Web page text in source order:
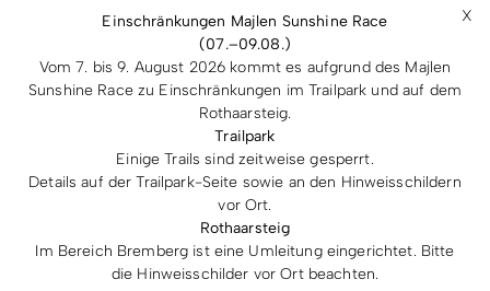
X
Einschränkungen Majlen Sunshine Race
(07.–09.08.)
Vom 7. bis 9. August 2026 kommt es aufgrund des Majlen
Sunshine Race zu Einschränkungen im Trailpark und auf dem
Rothaarsteig.
Trailpark
Einige Trails sind zeitweise gesperrt.
Details auf der Trailpark-Seite sowie an den Hinweisschildern
vor Ort.
Rothaarsteig
Im Bereich Bremberg ist eine Umleitung eingerichtet. Bitte
die Hinweisschilder vor Ort beachten.
Höchster Punkt
Tiefster Punkt
Schwierigkeit
Letzte Aktualisierung: 08.08.2026 | 08:33 Uhr